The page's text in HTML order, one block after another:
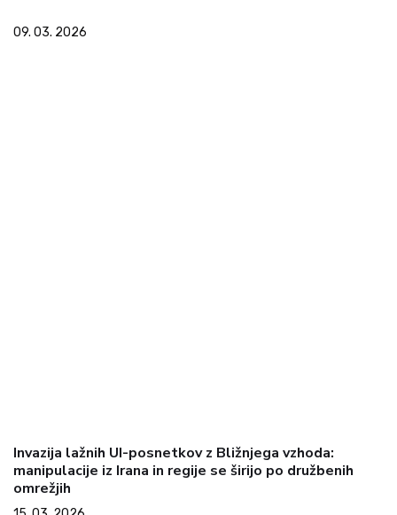
09. 03. 2026
Invazija lažnih UI-posnetkov z Bližnjega vzhoda:
manipulacije iz Irana in regije se širijo po družbenih
omrežjih